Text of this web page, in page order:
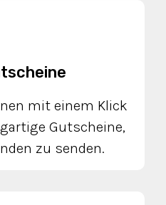
mit einem Klick
Gutscheine,
zu senden.